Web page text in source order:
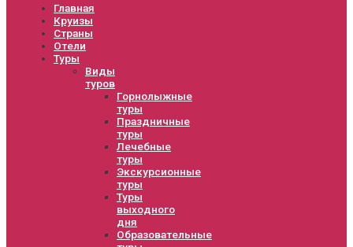
Главная
Круизы
Страны
Отели
Туры
Виды
туров
Горнолыжные
туры
Праздничные
туры
Лечебные
туры
Экскурсионные
туры
Туры
выходного
дня
Образовательные